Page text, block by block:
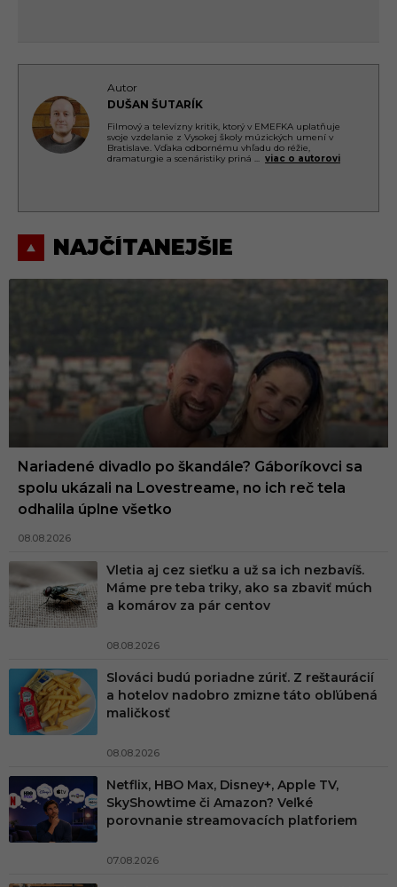
Autor
DUŠAN ŠUTARÍK
Filmový a televízny kritik, ktorý v EMEFKA uplatňuje
svoje vzdelanie z Vysokej školy múzických umení v
Bratislave. Vďaka odbornému vhľadu do réžie,
dramaturgie a scenáristiky priná ... viac o autorovi
NAJČÍTANEJŠIE
Nariadené divadlo po škandále? Gáboríkovci sa
spolu ukázali na Lovestreame, no ich reč tela
odhalila úplne všetko
08.08.2026
Vletia aj cez sieťku a už sa ich nezbavíš.
Máme pre teba triky, ako sa zbaviť múch
a komárov za pár centov
08.08.2026
Slováci budú poriadne zúriť. Z reštaurácií
a hotelov nadobro zmizne táto obľúbená
maličkosť
08.08.2026
Netflix, HBO Max, Disney+, Apple TV,
SkyShowtime či Amazon? Veľké
porovnanie streamovacích platforiem
07.08.2026